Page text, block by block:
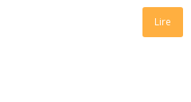
Lire